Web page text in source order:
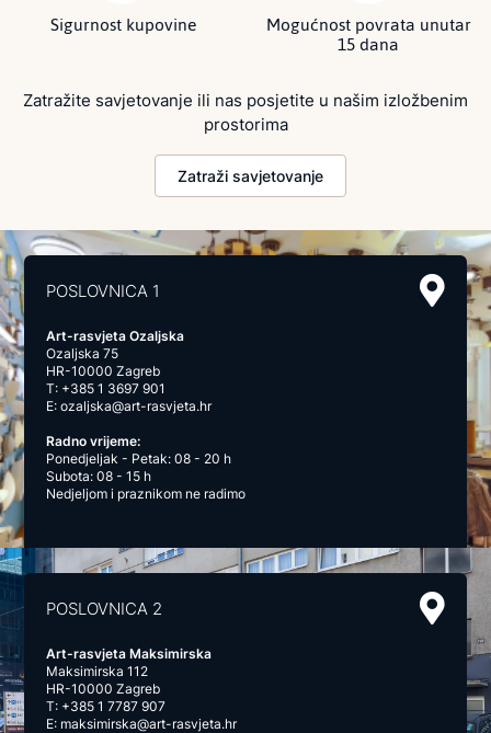
Sigurnost kupovine Mogućnost povrata unutar
15 dana
Zatražite savjetovanje ili nas posjetite u našim izložbenim
prostorima
Zatraži savjetovanje
POSLOVNICA 1
Art-rasvjeta Ozaljska
Ozaljska 75
HR-10000 Zagreb
T: +385 1 3697 901
E:ozaljska@art-rasvjeta.hr
Radno vrijeme:
Ponedjeljak - Petak: 08 - 20 h
Subota: 08 - 15 h
Nedjeljom i praznikom ne radimo
POSLOVNICA 2
Art-rasvjeta Maksimirska
Maksimirska 112
HR-10000 Zagreb
T: +385 1 7787 907
E: maksimirska@art-rasvjeta.hr